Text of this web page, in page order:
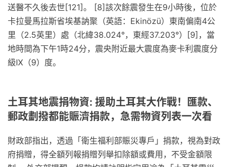
送醫不久後去世[121]。 [8]該次餘震發生在9小時後，位於
卡拉曼馬拉斯省埃基訥聚（英語：Ekinözü）東南偏南4公
里（2.5英里）處（北緯38.024°，東經37.203°）[9]，當
地時間為下午1時24分，震央附近最大震度為麥卡利震度分
級IX（9）度。
土耳其地震捐物資: 援助土耳其大作戰！匯款、
郵政劃撥都能賑濟捐款，急需物資列表一次看
財政部指出，透過「衛生福利部賑災專戶」捐款，視為對政
府捐贈，得全額列報捐贈列舉扣除額或費用，不受金額限